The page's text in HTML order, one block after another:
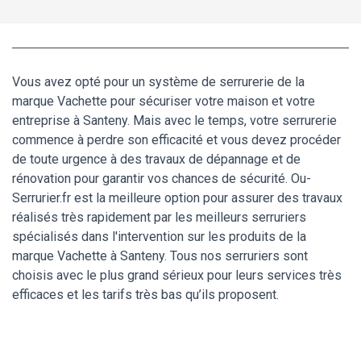
Vous avez opté pour un système de serrurerie de la
marque Vachette pour sécuriser votre maison et votre
entreprise à Santeny. Mais avec le temps, votre serrurerie
commence à perdre son efficacité et vous devez procéder
de toute urgence à des travaux de dépannage et de
rénovation pour garantir vos chances de sécurité. Ou-
Serrurier.fr est la meilleure option pour assurer des travaux
réalisés très rapidement par les meilleurs serruriers
spécialisés dans l'intervention sur les produits de la
marque Vachette à Santeny. Tous nos serruriers sont
choisis avec le plus grand sérieux pour leurs services très
efficaces et les tarifs très bas qu’ils proposent.